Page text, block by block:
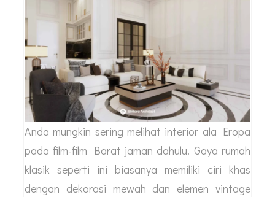
Anda mungkin sering melihat interior ala Eropa
pada film-film Barat jaman dahulu. Gaya rumah
klasik seperti ini biasanya memiliki ciri khas
dengan dekorasi mewah dan elemen vintage